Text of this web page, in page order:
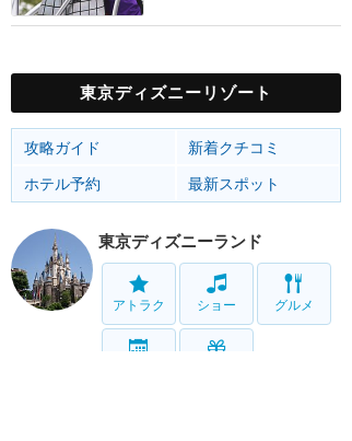
東京ディズニーリゾート
攻略ガイド
新着クチコミ
ホテル予約
最新スポット
東京ディズニーランド
アトラク ショー グルメ